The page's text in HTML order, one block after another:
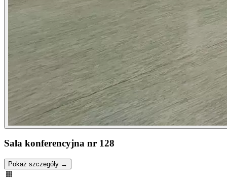
Sala konferencyjna nr 128
Pokaż szczegóły →